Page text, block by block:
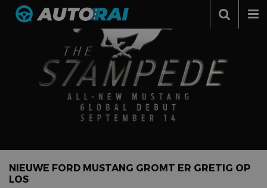
Podcast
Autotests
Contact
MotorRAI.nl
NIEUWE FORD MUSTANG GROMT ER GRETIG OP
LOS